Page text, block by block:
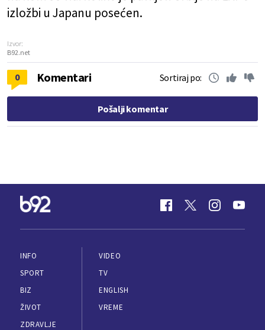
izložbi u Japanu posećen.
Izvor:
B92.net
0 Komentari Sortiraj po:
Pošalji komentar
INFO
SPORT
BIZ
ŽIVOT
ZDRAVLJE
VIDEO
TV
ENGLISH
VREME